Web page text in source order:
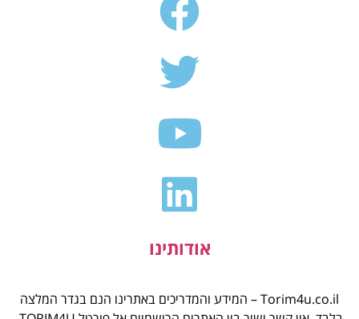
אודותינו
Torim4u.co.il – המידע והמדריכים באתרינו הנם בגדר המלצה